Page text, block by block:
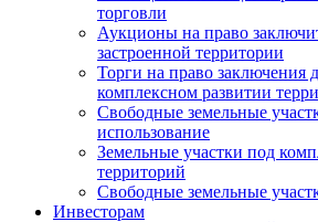
торговли
Аукционы на право
застроенной территории
Торги на право заключения
комплексном развитии
Свободные земельные
использование
Земельные участки под
территорий
Свободные земельные
Инвесторам